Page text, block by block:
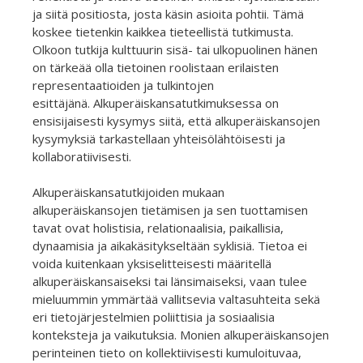
ja siitä positiosta, josta käsin asioita pohtii. Tämä
koskee tietenkin kaikkea tieteellistä tutkimusta.
Olkoon tutkija kulttuurin sisä- tai ulkopuolinen hänen
on tärkeää olla tietoinen roolistaan erilaisten
representaatioiden ja tulkintojen
esittäjänä. Alkuperäiskansatutkimuksessa on
ensisijaisesti kysymys siitä, että alkuperäiskansojen
kysymyksiä tarkastellaan yhteisölähtöisesti ja
kollaboratiivisesti.
Alkuperäiskansatutkijoiden mukaan
alkuperäiskansojen tietämisen ja sen tuottamisen
tavat ovat holistisia, relationaalisia, paikallisia,
dynaamisia ja aikakäsitykseltään syklisiä. Tietoa ei
voida kuitenkaan yksiselitteisesti määritellä
alkuperäiskansaiseksi tai länsimaiseksi, vaan tulee
mieluummin ymmärtää vallitsevia valtasuhteita sekä
eri tietojärjestelmien poliittisia ja sosiaalisia
konteksteja ja vaikutuksia. Monien alkuperäiskansojen
perinteinen tieto on kollektiivisesti kumuloituvaa,